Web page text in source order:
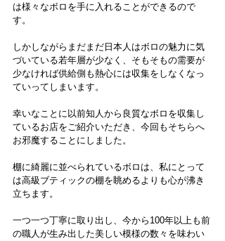
は様々なボロを手に入れることができるので
す。
しかしながらまだまだ日本人はボロの魅力に気
づいている若年層が少なく、そもそもの需要が
少なければ供給側も熱心には収集をしなくなっ
ていってしまいます。
幸いなことに以前知人から良質なボロを収集し
ているお店をご紹介いただき、今回もそちらへ
お邪魔することにしました。
棚に綺麗に並べられているボロは、私にとって
は高級ブティックの棚を眺めるよりも心が沸き
立ちます。
一つ一つ丁寧に取り出し、今から100年以上も前
の職人が生み出した美しい模様の数々を味わい